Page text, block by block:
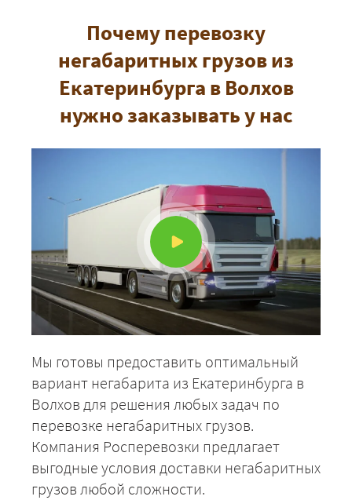
Почему перевозку
негабаритных грузов из
Екатеринбурга в Волхов
нужно заказывать у нас
Мы готовы предоставить оптимальный
вариант негабарита из Екатеринбурга в
Волхов для решения любых задач по
перевозке негабаритных грузов.
Компания Росперевозки предлагает
выгодные условия доставки негабаритных
грузов любой сложности.